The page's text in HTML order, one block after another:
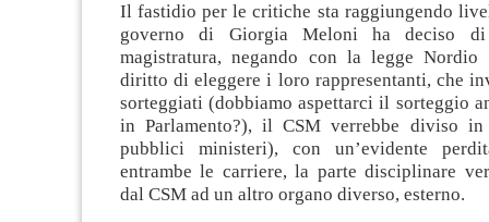
Il fastidio per le critiche sta raggiungendo
governo di Giorgia Meloni ha deciso
magistratura, negando con la legge
diritto di eleggere i loro rappresentanti, che
sorteggiati (dobbiamo aspettarci il sorteggio
in Parlamento?), il CSM verrebbe diviso
pubblici ministeri), con un’evidente
entrambe le carriere, la parte disciplinare
dal CSM ad un altro organo diverso, esterno.